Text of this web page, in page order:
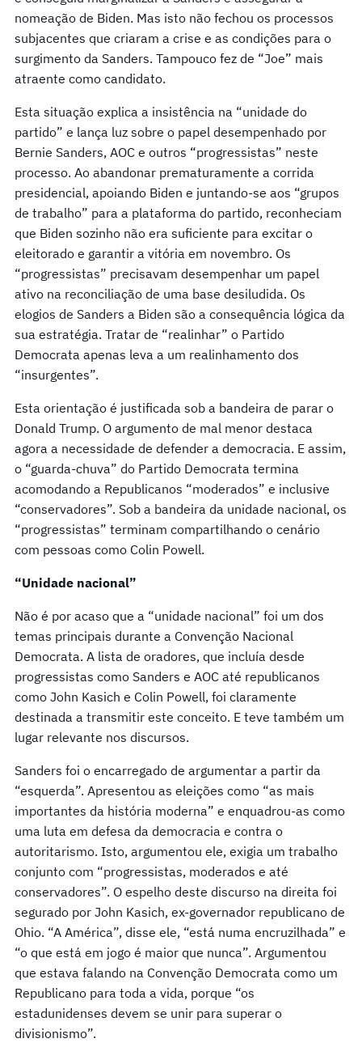
nomeação de Biden. Mas isto não fechou os processos
subjacentes que criaram a crise e as condições para o
surgimento da Sanders. Tampouco fez de “Joe” mais
atraente como candidato.
Esta situação explica a insistência na “unidade do
partido” e lança luz sobre o papel desempenhado por
Bernie Sanders, AOC e outros “progressistas” neste
processo. Ao abandonar prematuramente a corrida
presidencial, apoiando Biden e juntando-se aos “grupos
de trabalho” para a plataforma do partido, reconheciam
que Biden sozinho não era suficiente para excitar o
eleitorado e garantir a vitória em novembro. Os
“progressistas” precisavam desempenhar um papel
ativo na reconciliação de uma base desiludida. Os
elogios de Sanders a Biden são a consequência lógica da
sua estratégia. Tratar de “realinhar” o Partido
Democrata apenas leva a um realinhamento dos
“insurgentes”.
Esta orientação é justificada sob a bandeira de parar o
Donald Trump. O argumento de mal menor destaca
agora a necessidade de defender a democracia. E assim,
o “guarda-chuva” do Partido Democrata termina
acomodando a Republicanos “moderados” e inclusive
“conservadores”. Sob a bandeira da unidade nacional, os
“progressistas” terminam compartilhando o cenário
com pessoas como Colin Powell.
“Unidade nacional”
Não é por acaso que a “unidade nacional” foi um dos
temas principais durante a Convenção Nacional
Democrata. A lista de oradores, que incluía desde
progressistas como Sanders e AOC até republicanos
como John Kasich e Colin Powell, foi claramente
destinada a transmitir este conceito. E teve também um
lugar relevante nos discursos.
Sanders foi o encarregado de argumentar a partir da
“esquerda”. Apresentou as eleições como “as mais
importantes da história moderna” e enquadrou-as como
uma luta em defesa da democracia e contra o
autoritarismo. Isto, argumentou ele, exigia um trabalho
conjunto com “progressistas, moderados e até
conservadores”. O espelho deste discurso na direita foi
segurado por John Kasich, ex-governador republicano de
Ohio. “A América”, disse ele, “está numa encruzilhada” e
“o que está em jogo é maior que nunca”. Argumentou
que estava falando na Convenção Democrata como um
Republicano para toda a vida, porque “os
estadunidenses devem se unir para superar o
divisionismo”.